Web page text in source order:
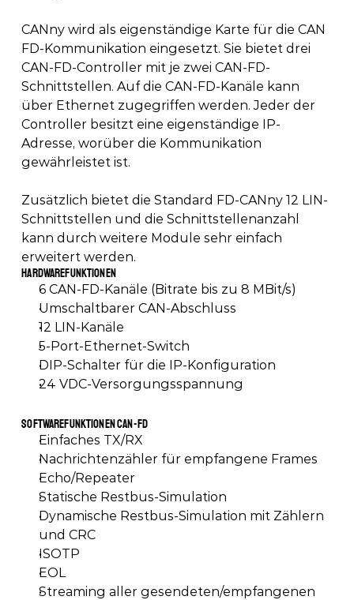
CANny wird als eigenständige Karte für die CAN
FD-Kommunikation eingesetzt. Sie bietet drei
CAN-FD-Controller mit je zwei CAN-FD-
Schnittstellen. Auf die CAN-FD-Kanäle kann
über Ethernet zugegriffen werden. Jeder der
Controller besitzt eine eigenständige IP-
Adresse, worüber die Kommunikation
gewährleistet ist.
Zusätzlich bietet die Standard FD-CANny 12 LIN-
Schnittstellen und die Schnittstellenanzahl
kann durch weitere Module sehr einfach
erweitert werden.
Hardwarefunktionen
6 CAN-FD-Kanäle (Bitrate bis zu 8 MBit/s)
Umschaltbarer CAN-Abschluss
12 LIN-Kanäle
5-Port-Ethernet-Switch
DIP-Schalter für die IP-Konfiguration
24 VDC-Versorgungsspannung
Softwarefunktionen CAN-FD
Einfaches TX/RX
Nachrichtenzähler für empfangene Frames
Echo/Repeater
Statische Restbus-Simulation
Dynamische Restbus-Simulation mit Zählern
und CRC
ISOTP
EOL
Streaming aller gesendeten/empfangenen